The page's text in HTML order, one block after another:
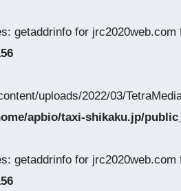
getaddrinfo for
uploads/2022/03/
apbio/taxi-shikaku.jp/
getaddrinfo for